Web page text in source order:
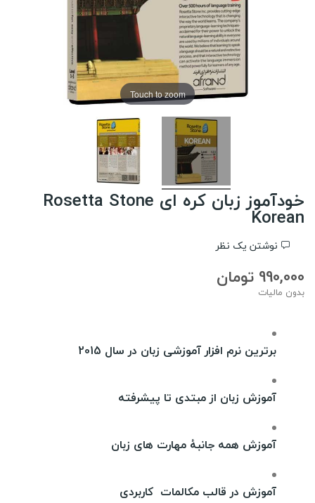
Touch to zoom
خودآموز زبان کره ای Rosetta Stone
Korean
نوشتن یک نظر
990,000 تومان
بدون مالیات
برترین نرم افزار آموزشی زبان در سال 2015
آموزش زبان از مبتدی تا پیشرفته
آموزش همه جانبۀ مهارت های زبان
آموزش در قالب مکالمات کاربردی